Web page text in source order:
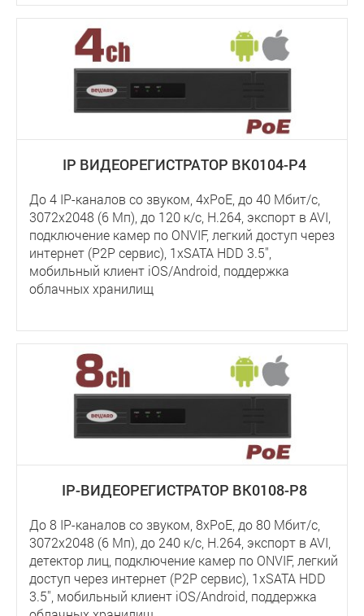
IP ВИДЕОРЕГИСТРАТОР BK0104-P4
До 4 IP-каналов со звуком, 4xPoE, до 40 Мбит/с,
3072x2048 (6 Мп), до 120 к/с, Н.264, экспорт в AVI,
подключение камер по ONVIF, легкий доступ через
интернет (P2P сервис), 1хSATA HDD 3.5'',
мобильный клиент iOS/Android, поддержка
облачных хранилищ
IP-ВИДЕОРЕГИСТРАТОР BK0108-P8
До 8 IP-каналов со звуком, 8xPoE, до 80 Мбит/с,
3072x2048 (6 Мп), до 240 к/с, Н.264, экспорт в AVI,
детектор лиц, подключение камер по ONVIF, легкий
доступ через интернет (P2P сервис), 1хSATA HDD
3.5'', мобильный клиент iOS/Android, поддержка